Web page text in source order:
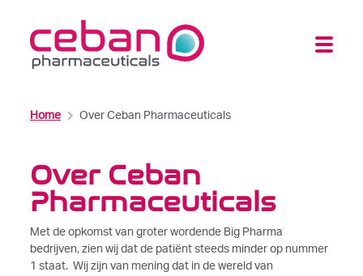
Home Over Ceban Pharmaceuticals
Over Ceban
Pharmaceuticals
Met de opkomst van groter wordende Big Pharma
bedrijven, zien wij dat de patiënt steeds minder op nummer
1 staat. Wij zijn van mening dat in de wereld van